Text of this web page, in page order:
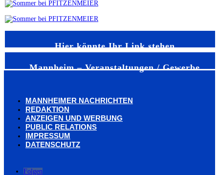
Hier könnte Ihr Link stehen
Mannheim – Veranstaltungen / Gewerbe
MANNHEIMER NACHRICHTEN
REDAKTION
ANZEIGEN UND WERBUNG
PUBLIC RELATIONS
IMPRESSUM
DATENSCHUTZ
Folgen